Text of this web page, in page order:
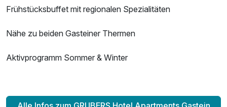
Frühstücksbuffet mit regionalen Spezialitäten
Nähe zu beiden Gasteiner Thermen
Aktivprogramm Sommer & Winter